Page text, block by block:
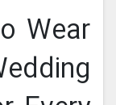
Wear